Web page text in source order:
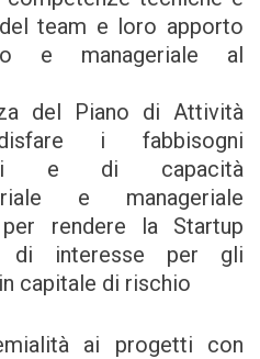
team e loro apporto
e manageriale al
del Piano di Attività
i fabbisogni
e di capacità
e manageriale
rendere la Startup
di interesse per gli
capitale di rischio
ai progetti con